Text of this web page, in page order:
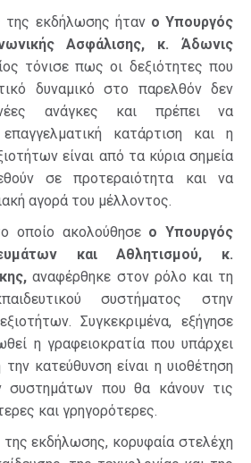
της εκδήλωσης ήτανοYπουργός
Ασφάλισης, κ. Άδωνις
τόνισε πως οι δεξιότητες που
δυναμικό στο παρελθόν δεν
ανάγκες και πρέπει να
κατάρτιση και η
είναι από τα κύρια σημεία
σε προτεραιότητα και να
αγορά του μέλλοντος.
οποίο ακολούθησε οYπουργός
και Αθλητισμού, κ.
αναφέρθηκε στον ρόλο και τη
συστήματος στην
Συγκεκριμένα, εξήγησε
η γραφειοκρατία που υπάρχει
κατεύθυνση είναι η υιοθέτηση
συστημάτων που θα κάνουν τις
και γρηγορότερες.
εκδήλωσης, κορυφαία στελέχη